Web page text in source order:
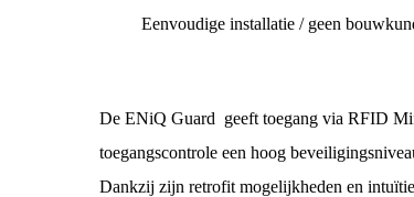
Eenvoudige installatie / geen
De ENiQ Guard geeft toegang via RFID
toegangscontrole een hoog
Dankzij zijn retrofit mogelijkheden en